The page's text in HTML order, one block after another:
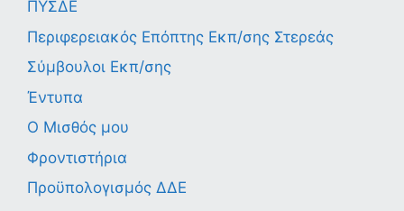
ΠΥΣΔΕ
Περιφερειακός Επόπτης Εκπ/σης Στερεάς
Σύμβουλοι Εκπ/σης
Έντυπα
Ο Μισθός μου
Φροντιστήρια
Προϋπολογισμός ΔΔΕ